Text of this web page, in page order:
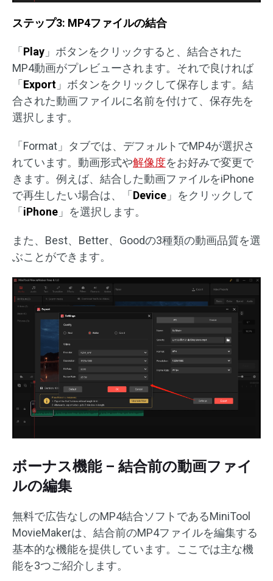
ステップ3: MP4ファイルの結合
「 Play 」ボタンをクリックすると、結合された
MP4動画がプレビューされます。それで良ければ
「 Export 」ボタンをクリックして保存します。結
合された動画ファイルに名前を付けて、保存先を
選択します。
「Format」タブでは、デフォルトでMP4が選択さ
れています。動画形式や解像度をお好みで変更で
きます。例えば、結合した動画ファイルをiPhone
で再生したい場合は、「 Device 」をクリックして
「 iPhone 」を選択します。
また、Best、Better、Goodの3種類の動画品質を選
ぶことができます。
ボーナス機能 – 結合前の動画ファイ
ルの編集
無料で広告なしのMP4結合ソフトであるMiniTool
MovieMakerは、結合前のMP4ファイルを編集する
基本的な機能を提供しています。ここでは主な機
能を3つご紹介します。